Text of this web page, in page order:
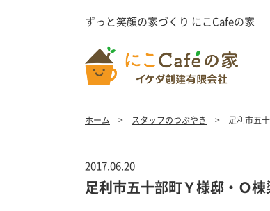
ずっと笑顔の家づくり にこCafeの家
ホーム スタッフのつぶやき 足利市五
2017.06.20
足利市五十部町Ｙ様邸・Ｏ棟